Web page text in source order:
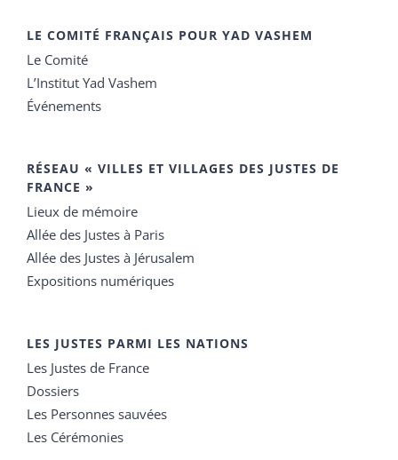
LE COMITÉ FRANÇAIS POUR YAD VASHEM
Le Comité
L’Institut Yad Vashem
Événements
RÉSEAU « VILLES ET VILLAGES DES JUSTES DE
FRANCE »
Lieux de mémoire
Allée des Justes à Paris
Allée des Justes à Jérusalem
Expositions numériques
LES JUSTES PARMI LES NATIONS
Les Justes de France
Dossiers
Les Personnes sauvées
Les Cérémonies